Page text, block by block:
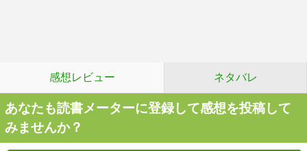
感想レビュー ネタバレ
あなたも読書メーターに登録して感想を投稿して
みませんか？